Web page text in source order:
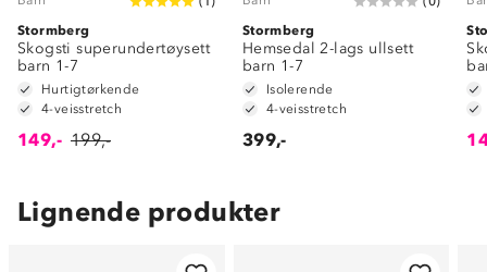
Stormberg
Skogsti superundertøysett
barn 1-7
Hurtigtørkende
4-veisstretch
149,- 199,-
Stormberg
Hemsedal 2-lags ullsett
barn 1-7
Isolerende
4-veisstretch
399,-
Lignende produkter